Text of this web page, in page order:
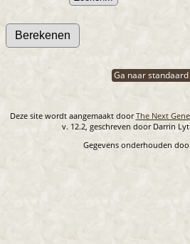
Ga naar standaard
Deze site wordt aangemaakt doorThe Next
v. 12.2, geschreven door Darrin
Gegevens onderhouden